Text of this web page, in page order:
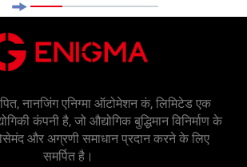
नानजिंग एनिग्मा ऑटोमेशन कं, लिमिटेड एक
कंपनी है, जो औद्योगिक बुद्धिमान विनिर्माण के
और अग्रणी समाधान प्रदान करने के लिए
समर्पित है।